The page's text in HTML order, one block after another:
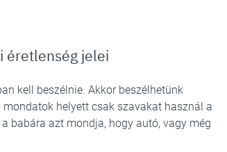
éretlenség jelei
kell beszélnie. Akkor beszélhetünk
mondatok helyett csak szavakat használ a
a babára azt mondja, hogy autó, vagy még